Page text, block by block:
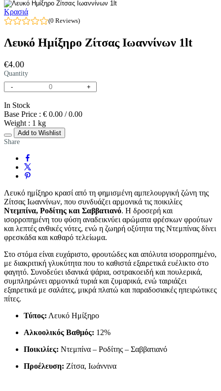
Κρασιά
(0 Reviews)
Λευκό Ημίξηρο Ζίτσας Ιωαννίνων 1lt
€4.00
Quantity
-
+
In Stock
Base Price : € 0.00 / 0.00
Weight : 1 kg
Add to Wishlist
Share
Λευκό ημίξηρο κρασί από τη φημισμένη αμπελουργική ζώνη της
Ζίτσας Ιωαννίνων, που συνδυάζει αρμονικά τις ποικιλίες
Ντεμπίνα, Ροδίτης και Σαββατιανό. Η δροσερή και
ισορροπημένη του φύση αναδεικνύει αρώματα φρέσκων φρούτων
και λεπτές ανθικές νότες, ενώ η ζωηρή οξύτητα της Ντεμπίνας δίνει
φρεσκάδα και καθαρό τελείωμα.
Στο στόμα είναι ευχάριστο, φρουτώδες και απόλυτα ισορροπημένο,
με διακριτική γλυκύτητα που το καθιστά εξαιρετικά ευέλικτο στο
φαγητό. Συνοδεύει ιδανικά ψάρια, οστρακοειδή και πουλερικά,
συμπληρώνει αρμονικά τυριά και ζυμαρικά, ενώ ταιριάζει
εξαιρετικά με σαλάτες, μικρά πλατώ και παραδοσιακές ηπειρώτικες
πίτες.
Τύπος: Λευκό Ημίξηρο
Αλκοολικός Βαθμός: 12%
Ποικιλίες: Ντεμπίνα – Ροδίτης – Σαββατιανό
Προέλευση: Ζίτσα, Ιωάννινα